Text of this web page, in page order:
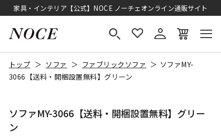
家具・インテリア【公式】NOCE ノーチェオンライン通販サイト
トップ ソファ ファブリックソファ
ソファMY-
3066【送料・開梱設置無料】グリーン
ソファMY-3066【送料・開梱設置無料】グリー
ン